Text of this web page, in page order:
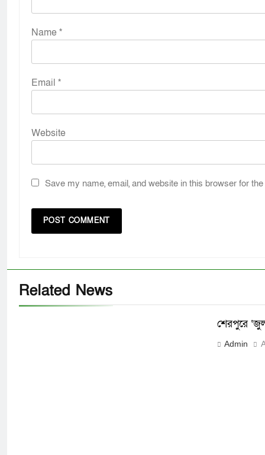
Name*
Email *
Website
Save my name, email, and website in this browser for
Related News
শেরপুরে
Admin